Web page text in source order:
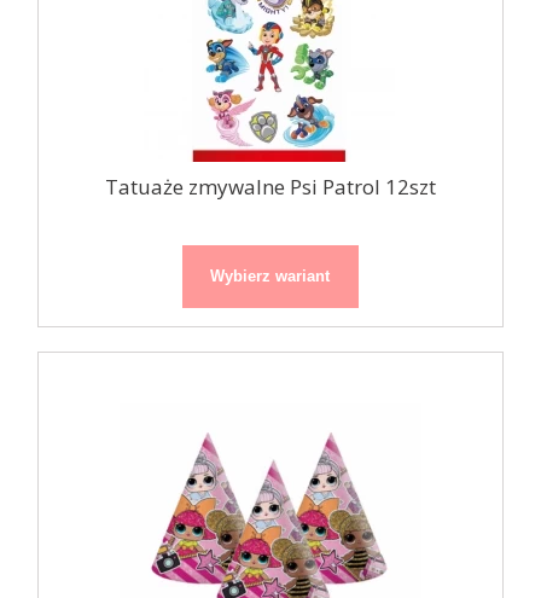
Tatuaże zmywalne Psi Patrol 12szt
Wybierz wariant